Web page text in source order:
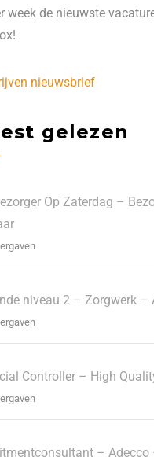
week de nieuwste
nieuwsbrief
gelezen
Op Zaterdag –
niveau 2 – Zorgwerk –
Controller – High
– Adecco